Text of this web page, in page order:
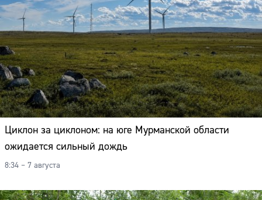
Циклон за циклоном: на юге Мурманской области
ожидается сильный дождь
8:34 – 7 августа